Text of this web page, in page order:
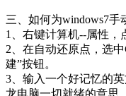
三、如何为windows7手
1、右键计算机--属性，
2、在自动还原点，选
建”按钮。
3、输入一个好记忆的
龙电脑一切就绪的意思。